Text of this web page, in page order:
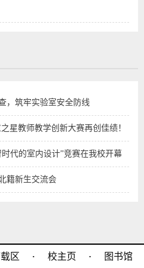
，筑牢实验室安全防线
星教师教学创新大赛再创佳绩！
代的室内设计”竞赛在我校开幕
籍新生交流会
区 · 校主页 · 图书馆